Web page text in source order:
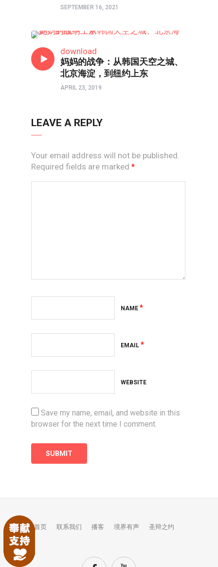
SEPTEMBER 16, 2021
download
妈妈的战争：从韩国天空之城、
北京海淀，到纽约上东
APRIL 23, 2019
LEAVE A REPLY
Your email address will not be published.
Required fields are marked *
NAME *
EMAIL *
WEBSITE
Save my name, email, and website in this
browser for the next time I comment.
首页 联系我们 播客 境界有声 圣辩之约